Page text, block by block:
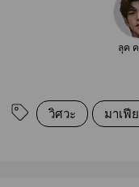
ลุค
วิศวะ มาเฟีย